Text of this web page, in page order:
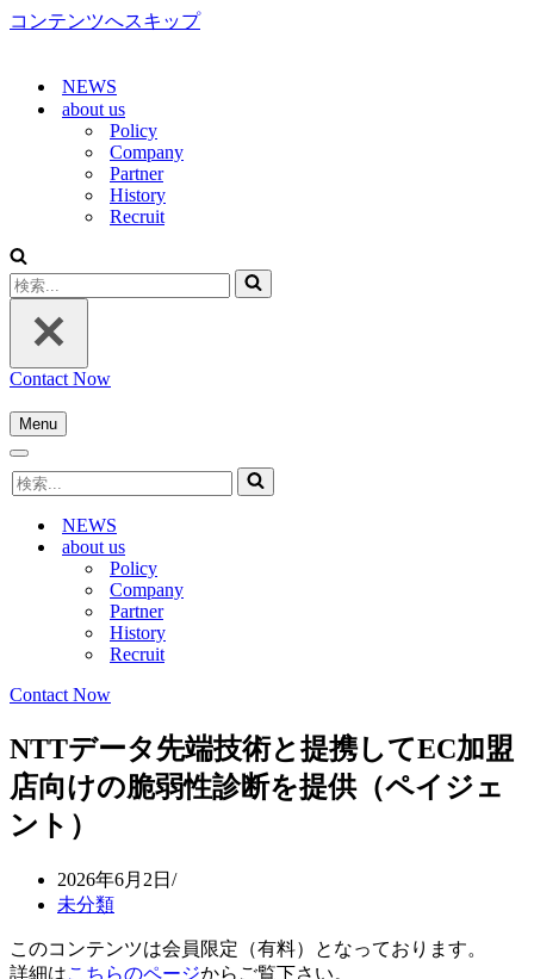
コンテンツへスキップ
NEWS
about us
Policy
Company
Partner
History
Recruit
検
索...
Contact Now
Menu
ナ
ゲ
シ
ョ
ナ
ビ
検
索...
NEWS
about us
Policy
Company
Partner
History
Recruit
Contact Now
NTTデータ先端技術と提携してEC加盟
店向けの脆弱性診断を提供（ペイジェ
ント）
2026年6月2日
未分類
このコンテンツは会員限定（有料）となっております。
詳細はこちらのページからご覧下さい。